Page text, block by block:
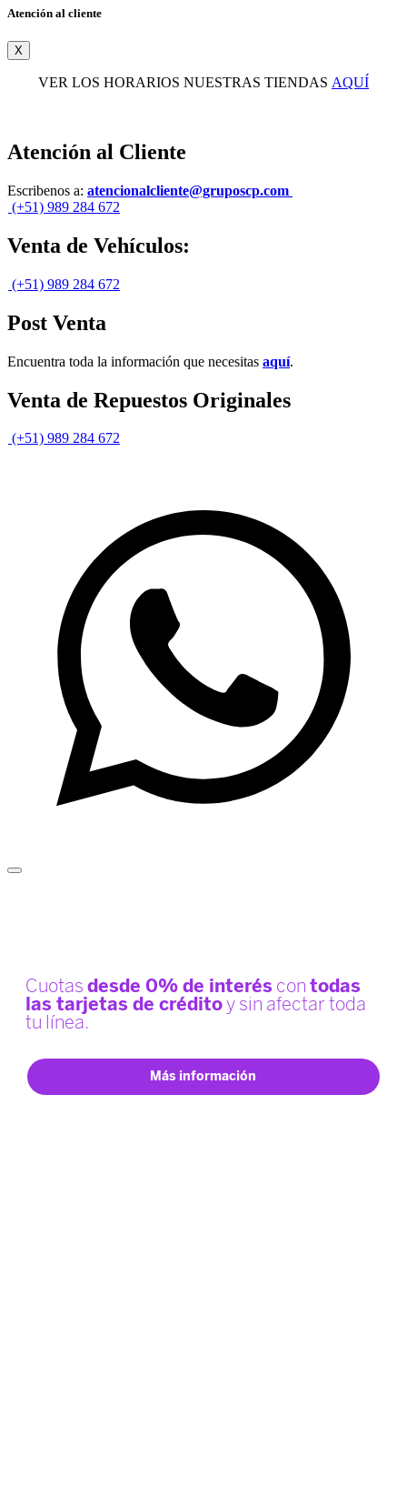
Atención al cliente
X
VER LOS HORARIOS NUESTRAS TIENDAS AQUÍ
Atención al Cliente
Escribenos a: atencionalcliente@gruposcp.com
(+51) 989 284 672
Venta de Vehículos:
(+51) 989 284 672
Post Venta
Encuentra toda la información que necesitas aquí.
Venta de Repuestos Originales
(+51) 989 284 672